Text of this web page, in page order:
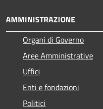
AMMINISTRAZIONE
Organi di Governo
Aree Amministrative
Uffici
Enti e fondazioni
Politici